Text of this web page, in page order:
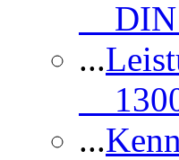
DIN
...
...